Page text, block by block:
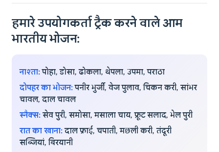
हमारे उपयोगकर्ता ट्रैक करने वाले आम
भारतीय भोजन:
नाश्ता:पोहा, डोसा, ढोकला, थेपला, उपमा, पराठा
दोपहर का भोजन:पनीर भुर्जी, वेज पुलाव, चिकन करी, सांभर
चावल, दाल चावल
स्नैक्स: सेव पुरी, समोसा, मसाला चाय, फ्रूट सलाद, भेल पुरी
रात का खाना:दाल फ्राई, चपाती, मछली करी, तंदूरी
सब्जियां, बिरयानी